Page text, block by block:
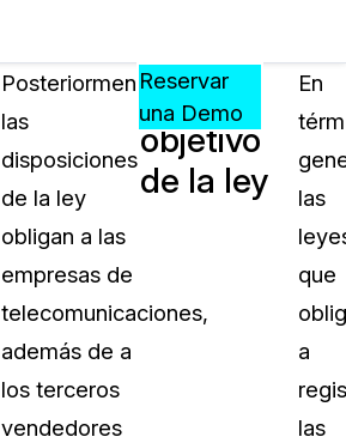
APRENDA,
CONECTE
CREZCA
CON
Preguntas Frecuentes
CaseGuard
Artículos
Redacte archivos de video con
Eventos
Reservar
una Demo
Posteriormente,
las
disposiciones
de la ley
obligan a las
empresas de
telecomunicaciones,
además de a
los terceros
vendedores
El
objetivo
de la ley
En
las
que
a
las